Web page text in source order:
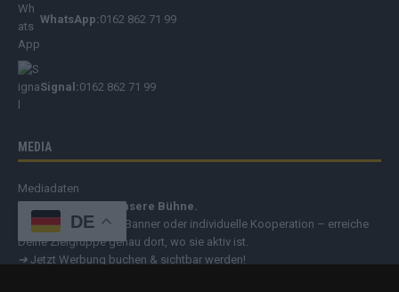
WhatsApp:0162 862 71 99
Signal:0162 862 71 99
MEDIA
Mediadaten
Deine Botschaft. Unsere Bühne.
Ob Sponsored Post, Banner oder individuelle Kooperation – erreiche
Deine Zielgruppe genau dort, wo sie aktiv ist.
➔ Jetzt Werbung buchen & sichtbar werden!
DE